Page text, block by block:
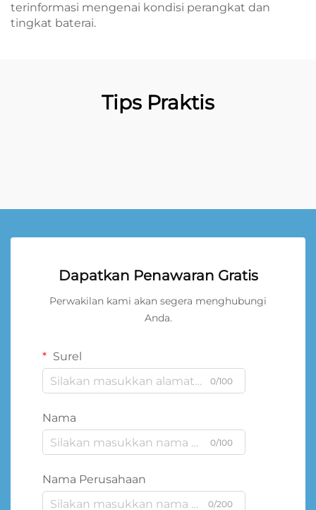
terinformasi mengenai kondisi perangkat dan
tingkat baterai.
Tips Praktis
Dapatkan Penawaran Gratis
Perwakilan kami akan segera menghubungi
Anda.
Surel
0/100
Nama
0/100
Nama Perusahaan
0/200